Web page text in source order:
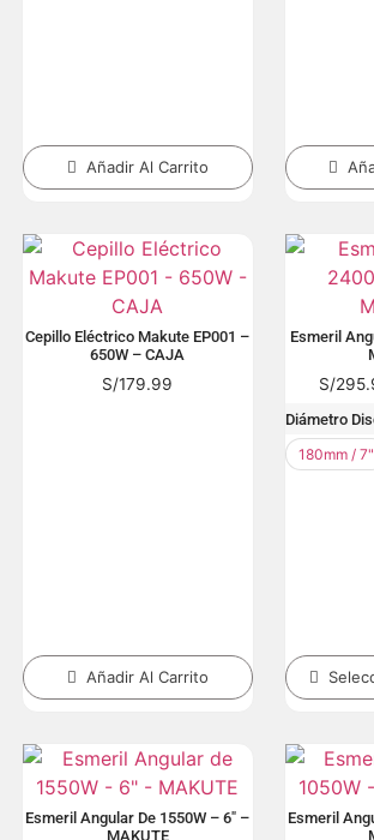
Añadir Al Carrito
Cepillo Eléctrico Makute EP001 –
650W – CAJA
S/179.99
Añadir Al Carrito
Esmeril
S/
Diámetro
180mm / 7"
Esmeril Angular De 1550W – 6″ –
MAKUTE
Esmeril